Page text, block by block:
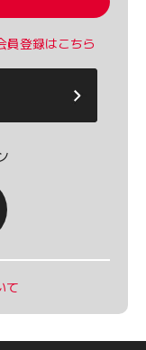
員登録はこちら
て